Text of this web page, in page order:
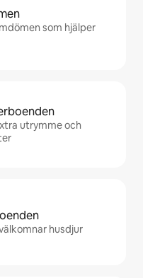
som hjälper
utrymme och
husdjur